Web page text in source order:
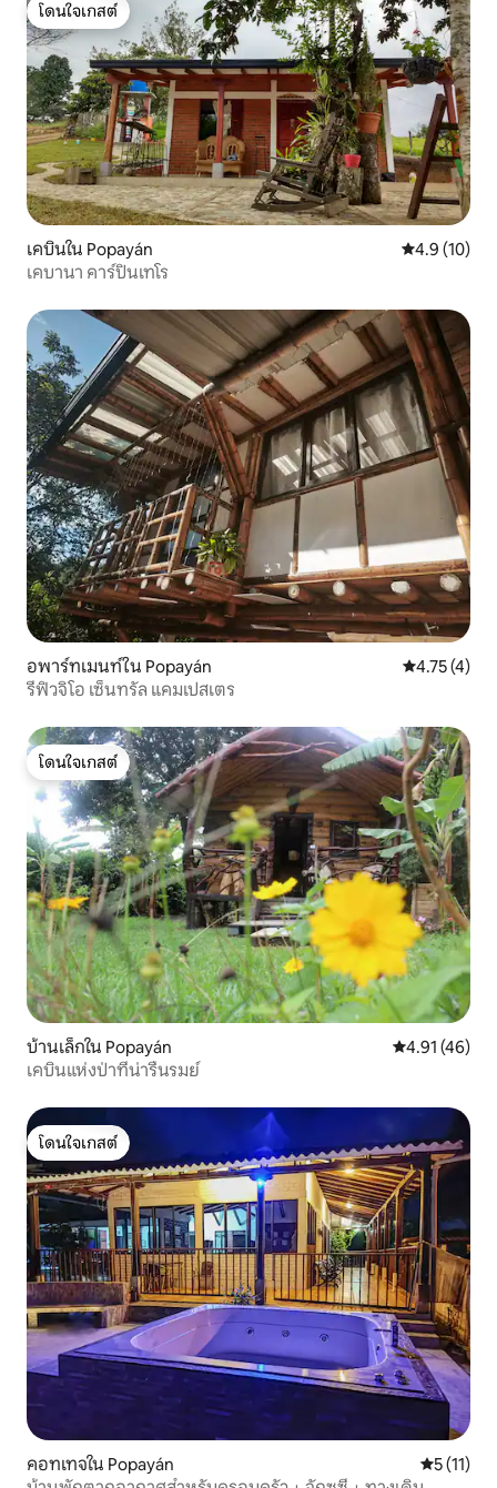
โดนใจเกสต์
โดนใจเกสต์
เคบินใน Popayán คะแนนเฉลี่ย
4.9 (10)
เคบานา คาร์ปินเทโร
อพาร์ทเมนท์ใน Popayán คะแนนเฉลี่ย
4.75 (4)
รีฟิวจิโอ เซ็นทรัล แคมเปสเตร
โดนใจเกสต์
โดนใจเกสต์
บ้านเล็กใน Popayán คะแนนเฉลี่ย
4.91 (46)
เคบินแห่งป่าที่น่ารื่นรมย์
โดนใจเกสต์
โดนใจเกสต์
คอทเทจใน Popayán คะแนนเฉ
5 (11)